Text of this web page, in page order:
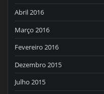
Abril 2016
Março 2016
Fevereiro 2016
Dezembro 2015
Julho 2015